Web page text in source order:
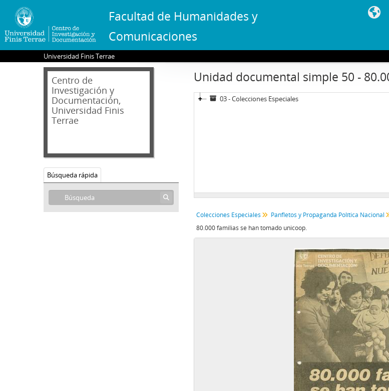
Facultad de Humanidades y
Comunicaciones
Universidad Finis Terrae
Centro de
Investigación y
Documentación,
Universidad Finis
Terrae
Búsqueda rápida
Unidad documental simple 50 -
03 - Colecciones Especiales
Colecciones Especiales Panfletos y Propaganda Política Nacional
80.000 familias se han tomado unicoop.